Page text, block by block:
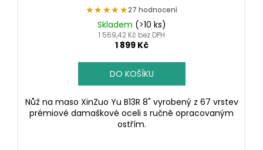
★★★★★
★★★★★27 hodnocení
Skladem (>10 ks)
1 569,42 Kč bez DPH
1 899 Kč
DO KOŠÍKU
Nůž na maso XinZuo Yu B13R 8" vyrobený z 67 vrstev
prémiové damaškové oceli s ručně opracovaným
ostřím.